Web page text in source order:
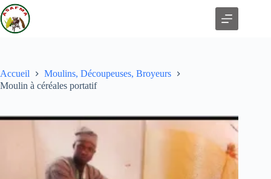
Accueil
Moulins, Découpeuses, Broyeurs
Moulin à céréales portatif